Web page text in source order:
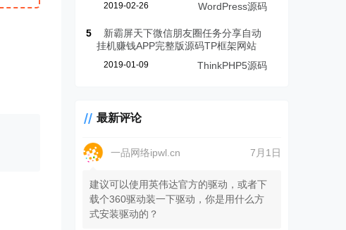
2019-02-26 WordPress源码
5
新霸屏天下微信朋友圈任务分享自动
挂机赚钱APP完整版源码TP框架网站
2019-01-09 ThinkPHP5源码
最新评论
一品网络ipwl.cn 7月1日
建议可以使用英伟达官方的驱动，或者下
载个360驱动装一下驱动，你是用什么方
式安装驱动的？